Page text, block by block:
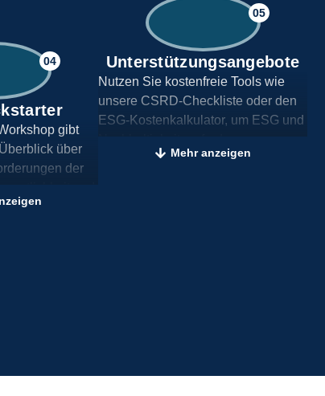
04
gibt
über
der
Ideal zur
05
Unterstützungsangebote
Nutzen Sie kostenfreie Tools wie
unsere CSRD-Checkliste oder den
ESG-Kostenkalkulator, um ESG und
einfach und strukturiert
Mehr anzeigen